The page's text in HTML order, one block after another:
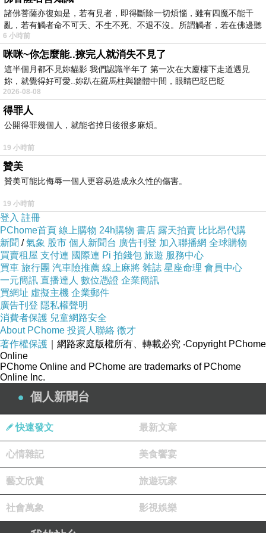
SwaggyGOATsurfskate tw
的台灣原創品牌，致力於打造高品質、原創性且耐用的產
品。不久前才進駐樂天市場購物網的SwaggyGOATsurfskate
tw除了專業的衝浪滑板及周邊配件之外，也引進了
利冷萃、手沖、冰滴、浸泡咖啡壺
質、創新和獨特性的堅持，也能帶給人與眾不同的咖啡
style。
一般市售的咖啡壺助能都較為單一，若想要不同的沖泡方
式就得多買幾個咖啡，除了很佔空間之外，若是只用一次
就閒置更是會讓人覺得浪費。
些問題，多種沖方式都可以使用，可以套疊收納的設計也
很節省儲藏空間，裝在專屬收納袋後外出攜帶也很方便
喔！
諸佛菩薩亦復如是，若有見者，即得斷除一切煩惱，雖有四魔不能干
亂，若有觸者命不可夭、不生不死、不退不沒。所謂觸者，若在佛邊聽
受
6 小時前
咪咪~你怎麼能..撩完人就消失不見了
這半個月都不見妳貓影 我們認識半年了 第一次在大廈樓下走道遇見
妳，就覺得好可愛..妳趴在羅馬柱與牆體中間，眼睛巴眨巴眨
2026-08-08
得罪人
公開得罪幾個人，就能省掉日後很多麻煩。
19 小時前
贊美
贊美可能比侮辱一個人更容易造成永久性的傷害。
19 小時前
登入 註冊
PChome首頁 線上購物 24h購物 書店 露天拍賣 比比昂代購
新聞 /氣象 股市 個人新聞台 廣告刊登 加入聯播網 全球購物
買賣租屋 支付連 國際連 Pi 拍錢包 旅遊 服務中心
買車 旅行團 汽車險推薦 線上麻將 雜誌 星座命理 會員中心
一元簡訊 直播達人 數位憑證 企業簡訊
買網址 虛擬主機 企業郵件
廣告刊登 隱私權聲明
消費者保護 兒童網路安全
About PChome 投資人聯絡 徵才
著作權保護 ｜網路家庭版權所有、轉載必究 ‧Copyright PChome
Online
PChome Online and PChome are trademarks of PChome
Online Inc.
個人新聞台
快速發文 最新文章
心情雜記 美食饗宴
藝文欣賞 旅遊玩家
社會萬象 影視娛樂